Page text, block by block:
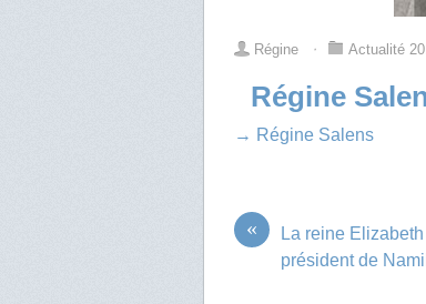
Régine ⋅ Actualité
Régine
→ Régine Salens
«
La reine
président de